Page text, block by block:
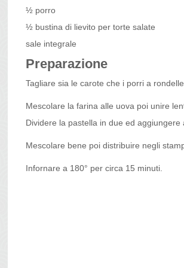
½ porro
½ bustina di lievito per torte salate
sale integrale
Preparazione
Tagliare sia le carote che i porri a
Mescolare la farina alle uova poi unire
Dividere la pastella in due ed
Mescolare bene poi distribuire negli
Infornare a 180° per circa 15 minuti.